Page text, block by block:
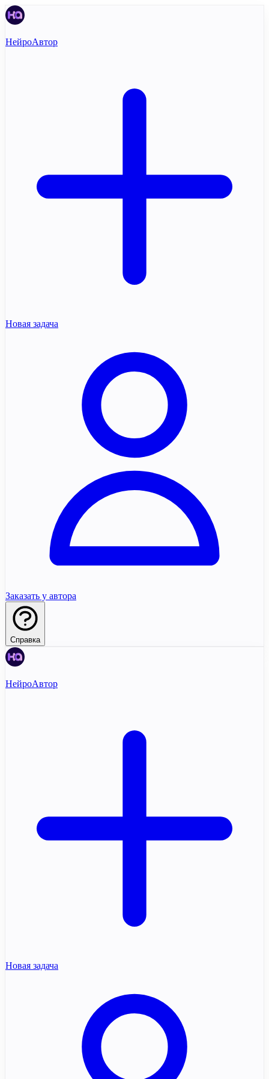
НейроАвтор
Новая задача
Заказать у автора
Справка
НейроАвтор
Новая задача